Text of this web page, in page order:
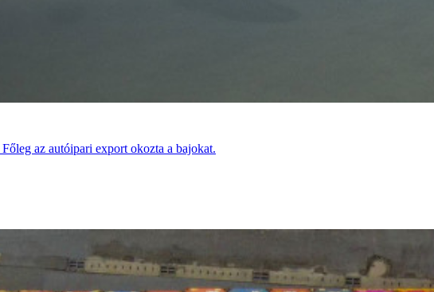
az autóipari export okozta a bajokat.